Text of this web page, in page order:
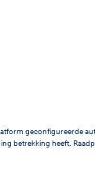
geconfigureerde
betrekking heeft.